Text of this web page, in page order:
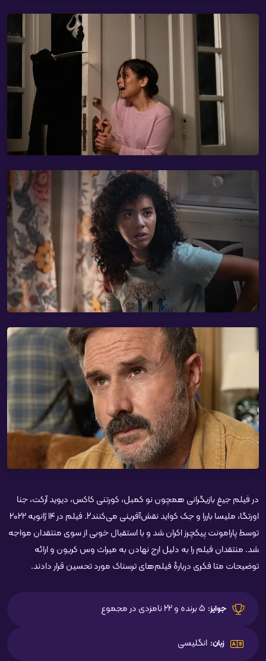
در فیلم جیغ بازیگرانی همچون نو کمبل، کورتنی کاکس، دیوید آرکت، جنا
اورتگا، ملیسا باررا و جک کواید نقش‌آفرینی می‌کنند2. فیلم در ۱۴ ژانویه ۲۰۲۲
توسط پارامونت پیکچرز اکران شد و با استقبال خوبی از سوی منتقدان مواجه
شد. منتقدان فیلم را به دلیل ارج نهادن به میراث وس کریون و ارائه
توضیحات متا فکری دربارهٔ فیلم‌های ترسناک مورد تحسین قرار دادند.
جوایز: 5 برنده و 22 نامزدی در مجموع
زبان: انگلیسی